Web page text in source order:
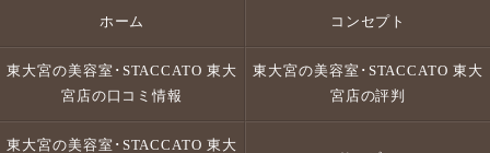
ホーム コンセプト
東大宮の美容室･STACCATO 東大
宮店の口コミ情報
東大宮の美容室･STACCATO 東大
宮店の評判
東大宮の美容室･STACCATO 東大